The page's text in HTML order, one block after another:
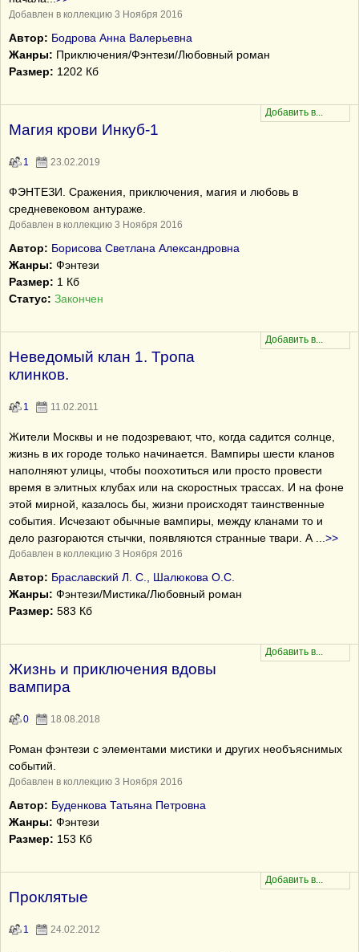
Добавлен в коллекцию 3 Ноября 2016
Автор: Бодрова Анна Валерьевна
Жанры: Приключения/Фэнтези/Любовный роман
Размер: 1202 Кб
Магия крови Инкуб-1
1 23.02.2019
ФЭНТЕЗИ. Сражения, приключения, магия и любовь в
средневековом антураже.
Добавлен в коллекцию 3 Ноября 2016
Автор: Борисова Светлана Александровна
Жанры: Фэнтези
Размер: 1 Кб
Статус: Закончен
Неведомый клан 1. Тропа
клинков.
1 11.02.2011
Жители Москвы и не подозревают, что, когда садится солнце,
жизнь в их городе только начинается. Вампиры шести кланов
наполняют улицы, чтобы поохотиться или просто провести
время в элитных клубах или на скоростных трассах. И на фоне
этой мирной, казалось бы, жизни происходят таинственные
события. Исчезают обычные вампиры, между кланами то и
дело разгораются стычки, появляются странные твари. А
>>
Добавлен в коллекцию 3 Ноября 2016
Автор: Браславский Л. С., Шалюкова О.С.
Жанры: Фэнтези/Мистика/Любовный роман
Размер: 583 Кб
Жизнь и приключения вдовы
вампира
0 18.08.2018
Роман фэнтези с элементами мистики и других необъяснимых
событий.
Добавлен в коллекцию 3 Ноября 2016
Автор: Буденкова Татьяна Петровна
Жанры: Фэнтези
Размер: 153 Кб
Проклятые
1 24.02.2012